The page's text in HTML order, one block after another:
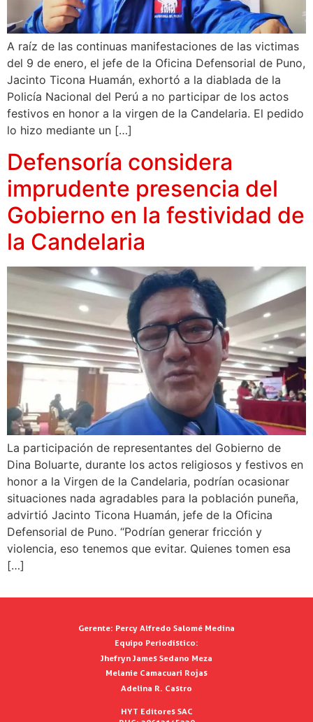
A raíz de las continuas manifestaciones de las victimas
del 9 de enero, el jefe de la Oficina Defensorial de Puno,
Jacinto Ticona Huamán, exhortó a la diablada de la
Policía Nacional del Perú a no participar de los actos
festivos en honor a la virgen de la Candelaria. El pedido
lo hizo mediante un […]
Defensoría considera
imprudente presencia del
Gobierno en la festividad de
la Candelaria
La participación de representantes del Gobierno de
Dina Boluarte, durante los actos religiosos y festivos en
honor a la Virgen de la Candelaria, podrían ocasionar
situaciones nada agradables para la población puneña,
advirtió Jacinto Ticona Huamán, jefe de la Oficina
Defensorial de Puno. “Podrían generar fricción y
violencia, eso tenemos que evitar. Quienes tomen esa
[…]
Gerente: Percy Alfredo Salomé Medina
Equipo Periodístico:
Jhefryn James Sedano Meza
Melanie Camacuari Rojas
Adelina R. Castro
HYT Editores SAC